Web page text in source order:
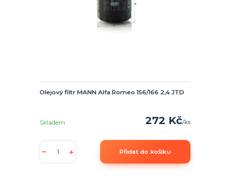
Olejový filtr MANN Alfa Romeo 156/166 2,4 JTD
272 Kč/ks
Skladem
Přidat do košíku